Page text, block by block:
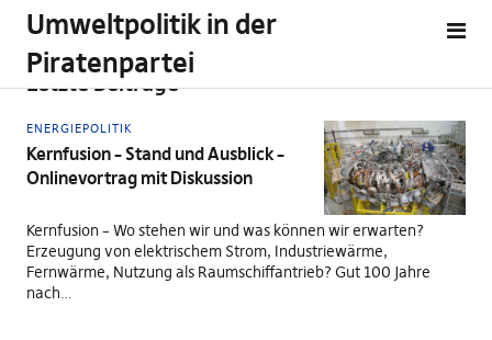
Umweltpolitik in der
Piratenpartei
Letzte Beiträge
ENERGIEPOLITIK
Kernfusion – Stand und Ausblick –
Onlinevortrag mit Diskussion
Kernfusion – Wo stehen wir und was können wir erwarten?
Erzeugung von elektrischem Strom, Industriewärme,
Fernwärme, Nutzung als Raumschiffantrieb? Gut 100 Jahre
nach…